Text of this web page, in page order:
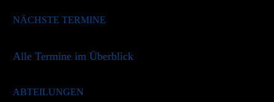
NÄCHSTE TERMINE
Alle Termine im Überblick
ABTEILUNGEN